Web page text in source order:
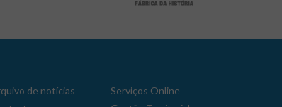
de notícias
Serviços Online